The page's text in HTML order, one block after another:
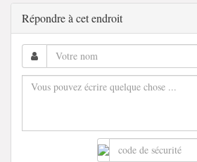
Répondre à cet endroit